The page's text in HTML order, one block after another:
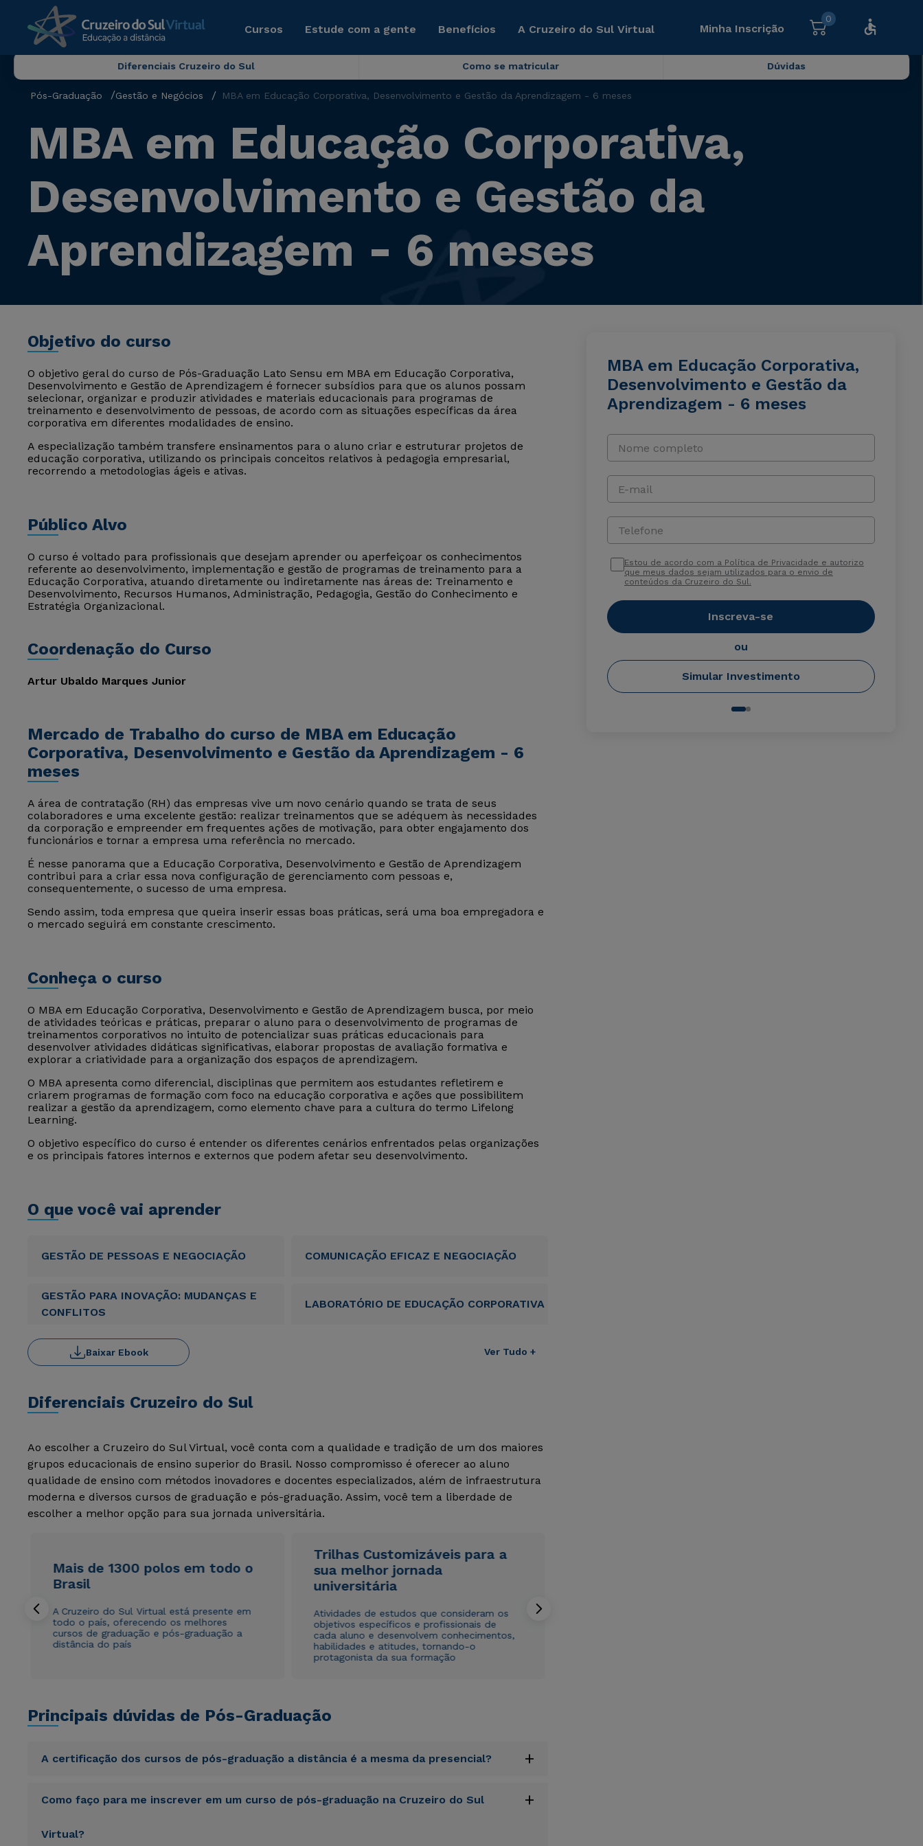
Cursos Estude com a gente Benefícios A Cruzeiro do Sul Virtual Minha Inscrição
0
Diferenciais Cruzeiro do Sul Como se matricular Dúvidas
Pós-Graduação Gestão e Negócios MBA em Educação Corporativa, Desenvolvimento e Gestão da Aprendizagem - 6 meses
MBA em Educação Corporativa,
Desenvolvimento e Gestão da
Aprendizagem - 6 meses
Objetivo do curso
O objetivo geral do curso de Pós-Graduação Lato Sensu em MBA em Educação Corporativa,
Desenvolvimento e Gestão de Aprendizagem é fornecer subsídios para que os alunos possam
selecionar, organizar e produzir atividades e materiais educacionais para programas de
treinamento e desenvolvimento de pessoas, de acordo com as situações específicas da área
corporativa em diferentes modalidades de ensino.
A especialização também transfere ensinamentos para o aluno criar e estruturar projetos de
educação corporativa, utilizando os principais conceitos relativos à pedagogia empresarial,
recorrendo a metodologias ágeis e ativas.
Público Alvo
O curso é voltado para profissionais que desejam aprender ou aperfeiçoar os conhecimentos
referente ao desenvolvimento, implementação e gestão de programas de treinamento para a
Educação Corporativa, atuando diretamente ou indiretamente nas áreas de: Treinamento e
Desenvolvimento, Recursos Humanos, Administração, Pedagogia, Gestão do Conhecimento e
Estratégia Organizacional.
Coordenação do Curso
Artur Ubaldo Marques Junior
Mercado de Trabalho do curso de MBA em Educação
Corporativa, Desenvolvimento e Gestão da Aprendizagem - 6
meses
A área de contratação (RH) das empresas vive um novo cenário quando se trata de seus
colaboradores e uma excelente gestão: realizar treinamentos que se adéquem às necessidades
da corporação e empreender em frequentes ações de motivação, para obter engajamento dos
funcionários e tornar a empresa uma referência no mercado.
É nesse panorama que a Educação Corporativa, Desenvolvimento e Gestão de Aprendizagem
contribui para a criar essa nova configuração de gerenciamento com pessoas e,
consequentemente, o sucesso de uma empresa.
Sendo assim, toda empresa que queira inserir essas boas práticas, será uma boa empregadora e
o mercado seguirá em constante crescimento.
Conheça o curso
O MBA em Educação Corporativa, Desenvolvimento e Gestão de Aprendizagem busca, por meio
de atividades teóricas e práticas, preparar o aluno para o desenvolvimento de programas de
treinamentos corporativos no intuito de potencializar suas práticas educacionais para
desenvolver atividades didáticas significativas, elaborar propostas de avaliação formativa e
explorar a criatividade para a organização dos espaços de aprendizagem.
O MBA apresenta como diferencial, disciplinas que permitem aos estudantes refletirem e
criarem programas de formação com foco na educação corporativa e ações que possibilitem
realizar a gestão da aprendizagem, como elemento chave para a cultura do termo Lifelong
Learning.
O objetivo específico do curso é entender os diferentes cenários enfrentados pelas organizações
e os principais fatores internos e externos que podem afetar seu desenvolvimento.
O que você vai aprender
GESTÃO DE PESSOAS E NEGOCIAÇÃO COMUNICAÇÃO EFICAZ E NEGOCIAÇÃO
GESTÃO PARA INOVAÇÃO: MUDANÇAS E
CONFLITOS
LABORATÓRIO DE EDUCAÇÃO CORPORATIVA
Ver Tudo +
Baixar Ebook
Diferenciais Cruzeiro do Sul
Ao escolher a Cruzeiro do Sul Virtual, você conta com a qualidade e tradição de um dos maiores
grupos educacionais de ensino superior do Brasil. Nosso compromisso é oferecer ao aluno
qualidade de ensino com métodos inovadores e docentes especializados, além de infraestrutura
moderna e diversos cursos de graduação e pós-graduação. Assim, você tem a liberdade de
escolher a melhor opção para sua jornada universitária.
Mais de 1300 polos em todo o
Brasil
A Cruzeiro do Sul Virtual está presente em
todo o país, oferecendo os melhores
cursos de graduação e pós-graduação a
distância do país
Trilhas Customizáveis para a
sua melhor jornada
universitária
Atividades de estudos que consideram os
objetivos específicos e profissionais de
cada aluno e desenvolvem conhecimentos,
habilidades e atitudes, tornando-o
protagonista da sua formação
Principais dúvidas de Pós-Graduação
A certificação dos cursos de pós-graduação a distância é a mesma da presencial? +
totam rem aperiam, eaque ipsa quae ab illo inventore veritatis et quasi architecto beatae vitae dicta
consequuntur magni dolores eos qui ratione voluptatem sequi nesciunt.
Como faço para me inscrever em um curso de pós-graduação na Cruzeiro do Sul
Virtual?
+
MBA em Educação Corporativa,
Desenvolvimento e Gestão da
Aprendizagem - 6 meses
Nome completo
E-mail
Telefone
Estou de acordo com a Política de Privacidade e autorizo
que meus dados sejam utilizados para o envio de
conteúdos da Cruzeiro do Sul.
Inscreva-se
ou
Simular Investimento